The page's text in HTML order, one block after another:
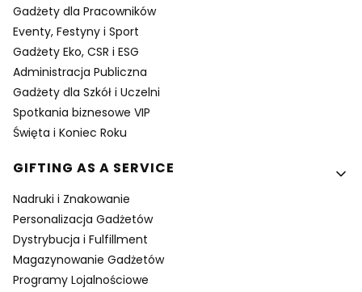
Gadżety dla Pracowników
Eventy, Festyny i Sport
Gadżety Eko, CSR i ESG
Administracja Publiczna
Gadżety dla Szkół i Uczelni
Spotkania biznesowe VIP
Święta i Koniec Roku
GIFTING AS A SERVICE
Nadruki i Znakowanie
Personalizacja Gadżetów
Dystrybucja i Fulfillment
Magazynowanie Gadżetów
Programy Lojalnościowe